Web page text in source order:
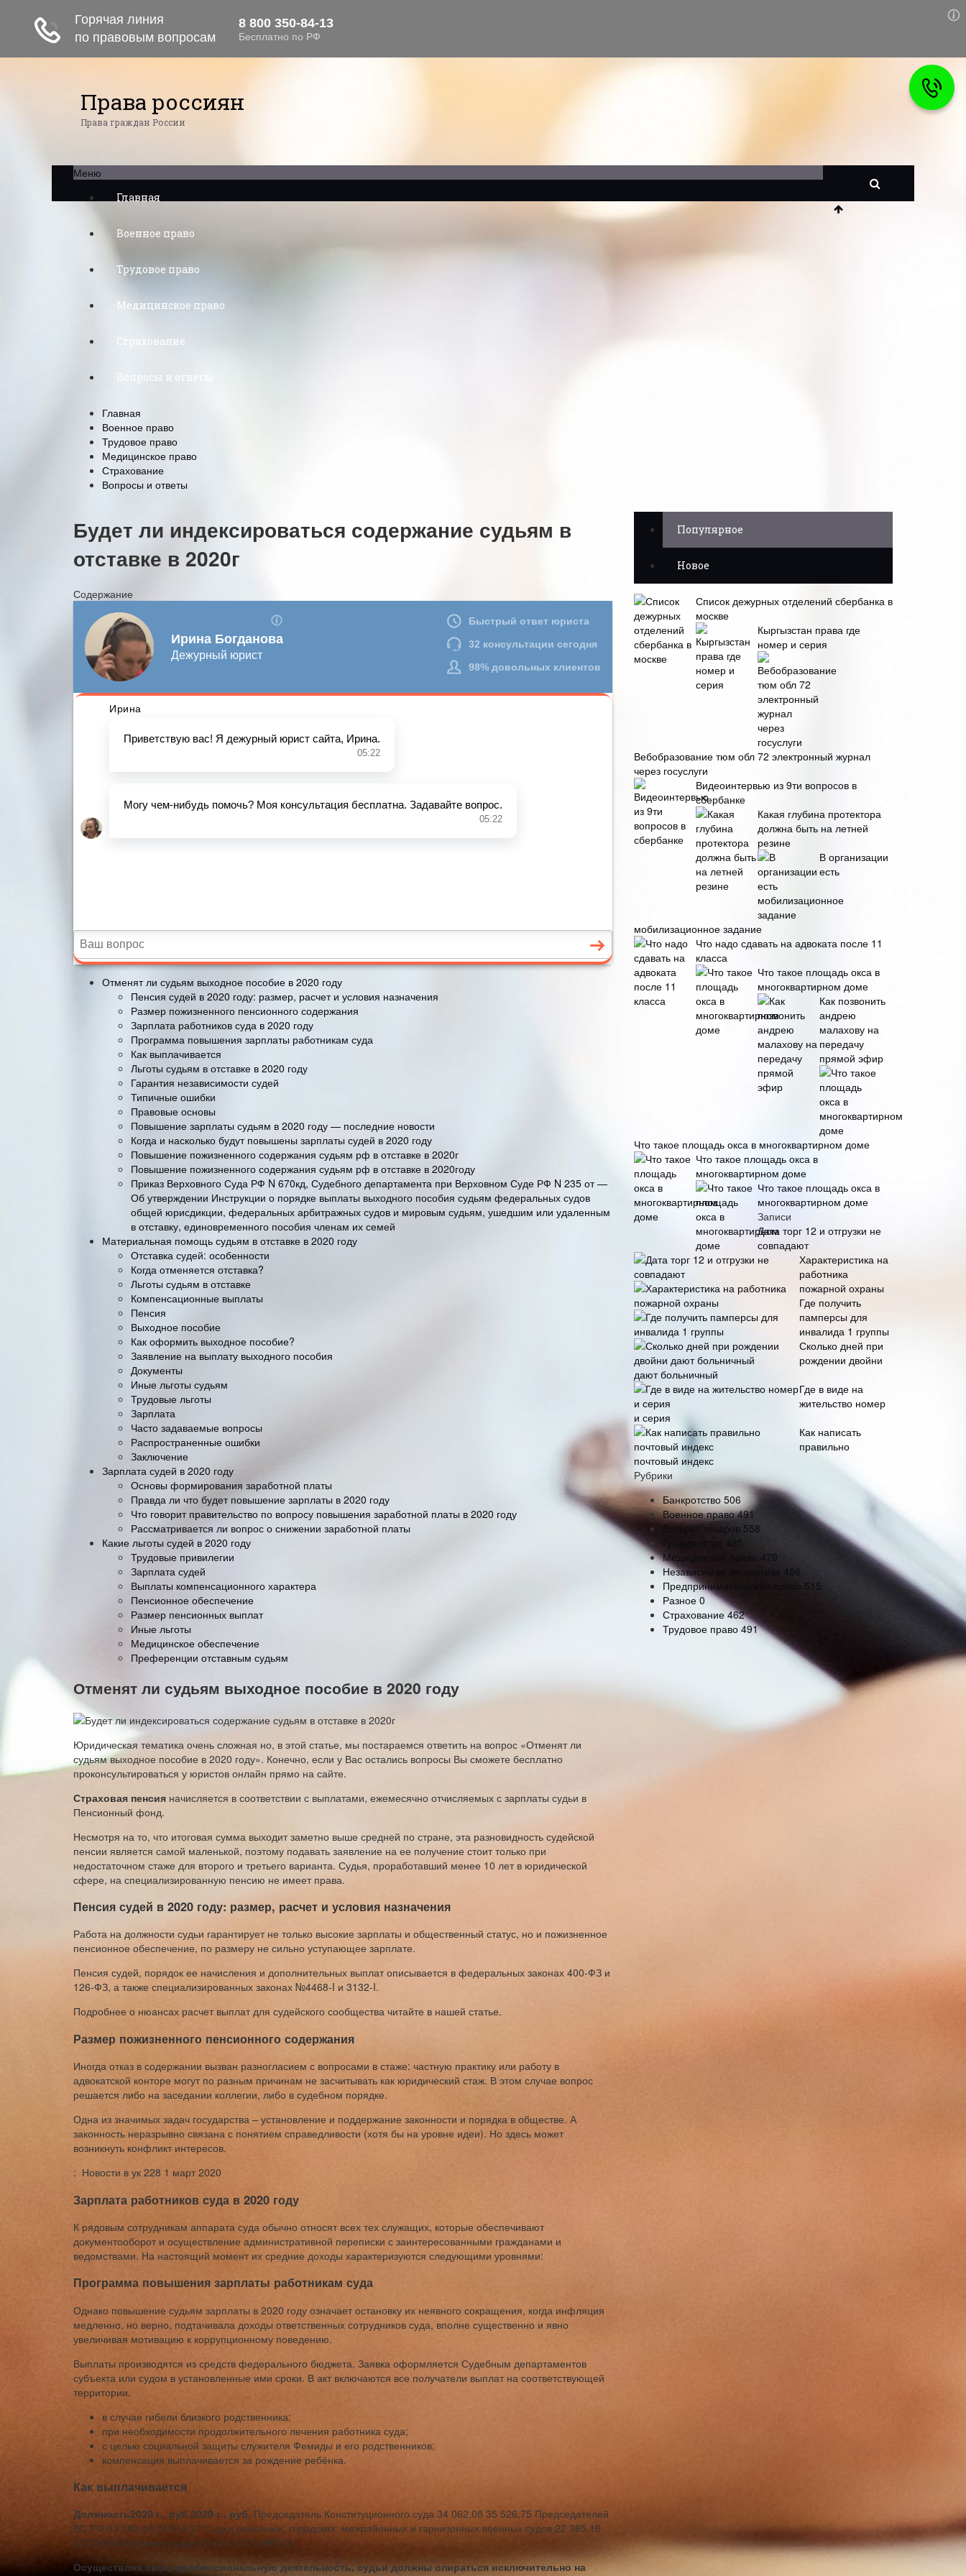
Права россиян
Права граждан России
Меню
Главная
Военное право
Трудовое право
Медицинское право
Страхование
Вопросы и ответы
Главная
Военное право
Трудовое право
Медицинское право
Страхование
Вопросы и ответы
Будет ли индексироваться содержание судьям в
отставке в 2020г
Содержание
Отменят ли судьям выходное пособие в 2020 году
Пенсия судей в 2020 году: размер, расчет и условия назначения
Размер пожизненного пенсионного содержания
Зарплата работников суда в 2020 году
Программа повышения зарплаты работникам суда
Как выплачивается
Льготы судьям в отставке в 2020 году
Гарантия независимости судей
Типичные ошибки
Правовые основы
Повышение зарплаты судьям в 2020 году — последние новости
Когда и насколько будут повышены зарплаты судей в 2020 году
Повышение пожизненного содержания судьям рф в отставке в 2020г
Повышение пожизненного содержания судьям рф в отставке в 2020году
Приказ Верховного Суда РФ N 670кд, Судебного департамента при Верховном Суде РФ N 235 от —
Об утверждении Инструкции о порядке выплаты выходного пособия судьям федеральных судов
общей юрисдикции, федеральных арбитражных судов и мировым судьям, ушедшим или удаленным
в отставку, единовременного пособия членам их семей
Материальная помощь судьям в отставке в 2020 году
Отставка судей: особенности
Когда отменяется отставка?
Льготы судьям в отставке
Компенсационные выплаты
Пенсия
Выходное пособие
Как оформить выходное пособие?
Заявление на выплату выходного пособия
Документы
Иные льготы судьям
Трудовые льготы
Зарплата
Часто задаваемые вопросы
Распространенные ошибки
Заключение
Зарплата судей в 2020 году
Основы формирования заработной платы
Правда ли что будет повышение зарплаты в 2020 году
Что говорит правительство по вопросу повышения заработной платы в 2020 году
Рассматривается ли вопрос о снижении заработной платы
Какие льготы судей в 2020 году
Трудовые привилегии
Зарплата судей
Выплаты компенсационного характера
Пенсионное обеспечение
Размер пенсионных выплат
Иные льготы
Медицинское обеспечение
Преференции отставным судьям
Отменят ли судьям выходное пособие в 2020 году
Юридическая тематика очень сложная но, в этой статье, мы постараемся ответить на вопрос «Отменят ли
судьям выходное пособие в 2020 году». Конечно, если у Вас остались вопросы Вы сможете бесплатно
проконсультироваться у юристов онлайн прямо на сайте.
Страховая пенсия начисляется в соответствии с выплатами, ежемесячно отчисляемых с зарплаты судьи в
Пенсионный фонд.
Несмотря на то, что итоговая сумма выходит заметно выше средней по стране, эта разновидность судейской
пенсии является самой маленькой, поэтому подавать заявление на ее получение стоит только при
недостаточном стаже для второго и третьего варианта. Судья, проработавший менее 10 лет в юридической
сфере, на специализированную пенсию не имеет права.
Пенсия судей в 2020 году: размер, расчет и условия назначения
Работа на должности судьи гарантирует не только высокие зарплаты и общественный статус, но и пожизненное
пенсионное обеспечение, по размеру не сильно уступающее зарплате.
Пенсия судей, порядок ее начисления и дополнительных выплат описывается в федеральных законах 400-ФЗ и
126-ФЗ, а также специализированных законах №4468-I и 3132-I.
Подробнее о нюансах расчет выплат для судейского сообщества читайте в нашей статье.
Размер пожизненного пенсионного содержания
Иногда отказ в содержании вызван разногласием с вопросами в стаже: частную практику или работу в
адвокатской конторе могут по разным причинам не засчитывать как юридический стаж. В этом случае вопрос
решается либо на заседании коллегии, либо в судебном порядке.
Одна из значимых задач государства – установление и поддержание законности и порядка в обществе. А
законность неразрывно связана с понятием справедливости (хотя бы на уровне идеи). Но здесь может
возникнуть конфликт интересов.
: Новости в ук 228 1 март 2020
Зарплата работников суда в 2020 году
К рядовым сотрудникам аппарата суда обычно относят всех тех служащих, которые обеспечивают
документооборот и осуществление административной переписки с заинтересованными гражданами и
ведомствами. На настоящий момент их средние доходы характеризуются следующими уровнями:
Программа повышения зарплаты работникам суда
Однако повышение судьям зарплаты в 2020 году означает остановку их неявного сокращения, когда инфляция
медленно, но верно, подтачивала доходы ответственных сотрудников суда, вполне существенно и явно
увеличивая мотивацию к коррупционному поведению.
Выплаты производятся из средств федерального бюджета. Заявка оформляется Судебным департаментов
субъекта или судом в установленные ими сроки. В акт включаются все получатели выплат на соответствующей
территории.
в случае гибели близкого родственника;
при необходимости продолжительного лечения работника суда;
с целью социальной защиты служителя Фемиды и его родственников;
компенсация выплачивается за рождение ребёнка.
Как выплачивается
Должность2020 г., руб.2020 г., руб. Председатель Конституционного суда 34 062,08 35 526,75 Председателей
ВС РФ 33 380,84 34 816,21 Судьи районных, городских, межрайонных и гарнизонных военных судов 22 365,16
23 326,86 Мировые судьи 20 028,51 20 889,73
Осуществляя свою профессиональную деятельность, судьи должны опираться исключительно на
Популярное
Новое
Список дежурных отделений сбербанка в
москве
Кыргызстан права где
номер и серия
Вебобразование тюм обл 72 электронный журнал
через госуслуги
Видеоинтервью из 9ти вопросов в
сбербанке
Какая глубина протектора
должна быть на летней
резине
В организации
есть
мобилизационное задание
Что надо сдавать на адвоката после 11
класса
Что такое площадь окса в
многоквартирном доме
Как позвонить
андрею
малахову на
передачу
прямой эфир
Что такое площадь окса в многоквартирном доме
Что такое площадь окса в
многоквартирном доме
Что такое площадь окса в
многоквартирном доме
Записи
Дата торг 12 и отгрузки не
совпадают
Характеристика на
работника
пожарной охраны
Где получить
памперсы для
инвалида 1 группы
Сколько дней при
рождении двойни
дают больничный
Где в виде на
жительство номер
и серия
Как написать
правильно
почтовый индекс
Рубрики
Банкротство 506
Военное право491
Возврат товаров 558
Гражданство 485
Медицинское право 479
Независимая экспертиза 486
Предпринимательское право 515
Разное 0
Страхование 462
Трудовое право 491